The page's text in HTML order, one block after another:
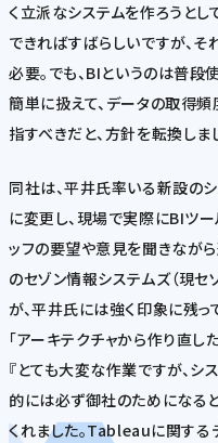
く立派なシステムを作ろうとし
できればすばらしいですが、
必要。でも、BIというのは普段
簡単に扱えて、データの取得
指すべきだと、方針を転換しま
同社は、平井氏率いる新設の
に変更し、現場で実際にBIツ
ッフの要望や意見を聞きなが
のセゾン情報システムズ（現
が、平井氏には強く印象に残っ
「アーキテクチャから作り直し
『とても大変な作業ですが、シ
的には必ず御社のためになる
くれました。Tableauに関する